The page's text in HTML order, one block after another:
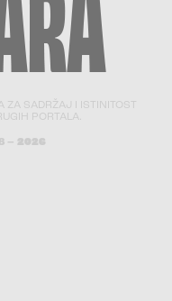
ZA SADRŽAJ I ISTINITOST
PORTALA.
– 2026